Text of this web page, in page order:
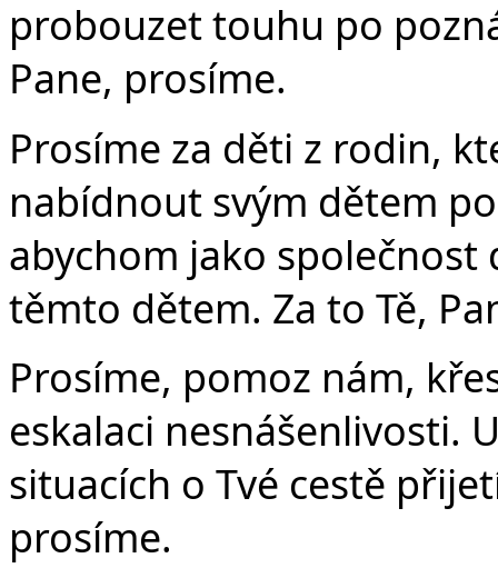
probouzet touhu po
Pane, prosíme.
Prosíme za děti z rodin,
nabídnout svým dětem
abychom jako
těmto dětem. Za to Tě,
Prosíme, pomoz nám,
eskalaci nesnášenlivosti.
situacích o Tvé cestě
prosíme.